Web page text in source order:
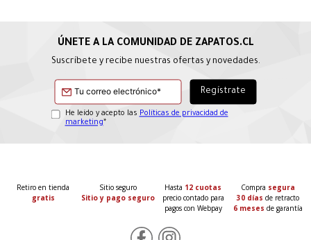
Suscríbete y recibe nuestras ofertas y novedades.
He leído y acepto las Políticas de privacidad de
marketing*
Retiro en tienda
gratis
Sitio seguro
Sitio y pago seguro
Hasta 12 cuotas
precio contado para
pagos con Webpay
Compra segura
30 días de retracto
6 meses de garantía